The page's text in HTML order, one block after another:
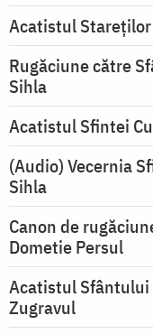
Acatistul
Rugăciune către
Sihla
Acatistul Sfintei
(Audio) Vecernia
Sihla
Canon de
Dometie Persul
Acatistul Sfântului
Zugravul